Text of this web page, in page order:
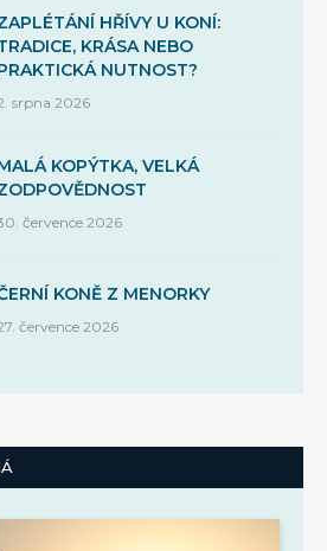
HŘÍVY U KONÍ:
KRÁSA NEBO
NUTNOST?
srpna 2026
KOPÝTKA, VELKÁ
července 2026
KONĚ Z MENORKY
července 2026